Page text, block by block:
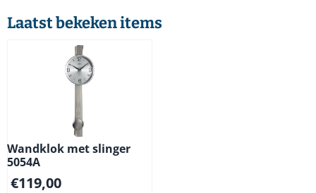
Laatst bekeken items
Wandklok met slinger
5054A
€119,00